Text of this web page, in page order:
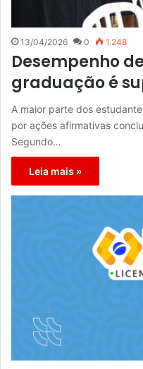
13/04/2026 0 1.248
Desempenho
graduação é
A maior parte dos
por ações afirmativas
Segundo…
Leia mais »